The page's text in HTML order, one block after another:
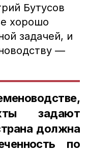
Бутусов
хорошо
задачей, и
—
задают
должна
по